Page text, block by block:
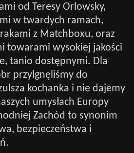
od Teresy Orlowsky,
w twardych ramach,
z Matchboxu, oraz
towarami wysokiej jakości
tanio dostępnymi. Dla
przylgnęliśmy do
kochanka i nie dajemy
umysłach Europy
Zachód to synonim
bezpieczeństwa i